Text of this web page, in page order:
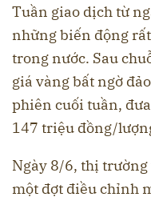
Tuần giao dịch từ
những biến động
trong nước. Sau
giá vàng bất ngờ
phiên cuối tuần,
147 triệu đồng/
Ngày 8/6, thị
một đợt điều chỉnh